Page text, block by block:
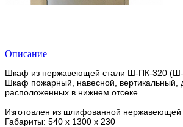
Описание
Шкаф из нержавеющей стали Ш-ПК-320
Шкаф пожарный, навесной, вертикальный,
расположенных в нижнем отсеке.
Изготовлен из шлифованной
Габариты: 540 х 1300 х 230